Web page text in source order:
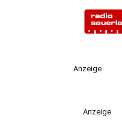
Anzeige
Anzeige